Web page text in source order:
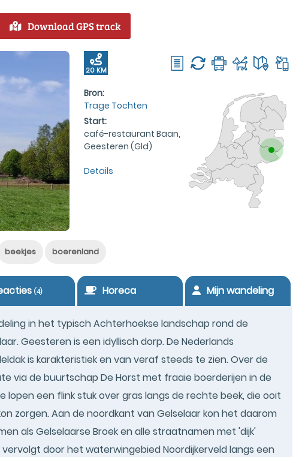
Download GPS track
20 KM
Bron:
Trage Tochten
Start:
café-restaurant Baan,
Geesteren (Gld)
Details
beekjes boerenland
(4) Horeca Mijn wandeling
in het typisch Achterhoekse landschap rond de
Geesteren is een idyllisch dorp. De Nederlands
is karakteristiek en van veraf steeds te zien. Over de
via de buurtschap De Horst met fraaie boerderijen in de
lopen een flink stuk over gras langs de rechte beek, die ooit
zorgen. Aan de noordkant van Gelselaar kon het daarom
als Gelselaarse Broek en alle straatnamen met 'dijk'
door het waterwingebied Noordijkerveld langs een